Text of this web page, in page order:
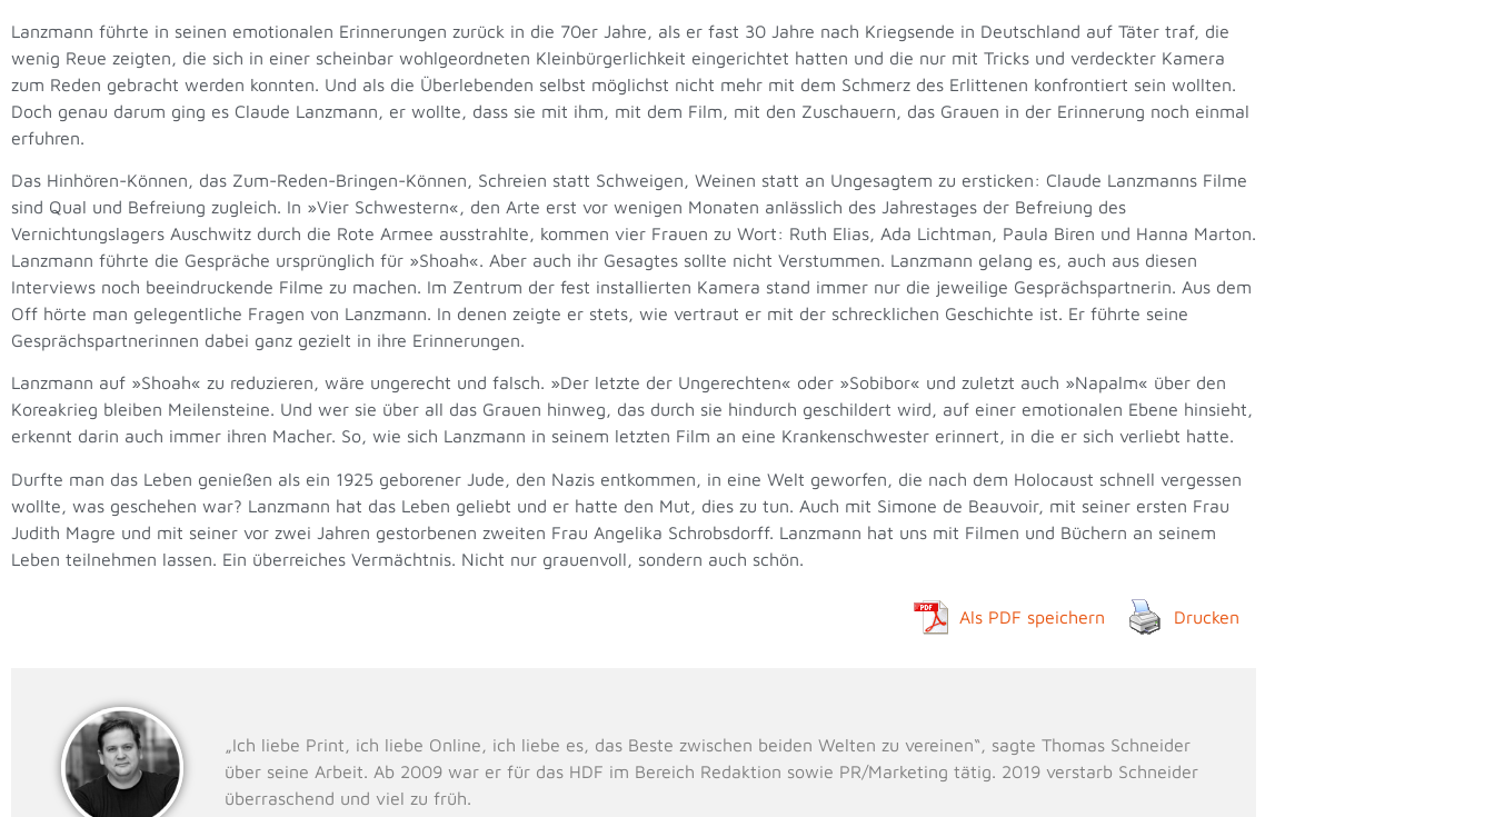
Lanzmann führte in seinen emotionalen Erinnerungen zurück in die 70er Jahre, als er fast 30 Jahre nach Kriegsende in Deutschland auf Täter traf, die
wenig Reue zeigten, die sich in einer scheinbar wohlgeordneten Kleinbürgerlichkeit eingerichtet hatten und die nur mit Tricks und verdeckter Kamera
zum Reden gebracht werden konnten. Und als die Überlebenden selbst möglichst nicht mehr mit dem Schmerz des Erlittenen konfrontiert sein wollten.
Doch genau darum ging es Claude Lanzmann, er wollte, dass sie mit ihm, mit dem Film, mit den Zuschauern, das Grauen in der Erinnerung noch einmal
erfuhren.
Das Hinhören-Können, das Zum-Reden-Bringen-Können, Schreien statt Schweigen, Weinen statt an Ungesagtem zu ersticken: Claude Lanzmanns Filme
sind Qual und Befreiung zugleich. In »Vier Schwestern«, den Arte erst vor wenigen Monaten anlässlich des Jahrestages der Befreiung des
Vernichtungslagers Auschwitz durch die Rote Armee ausstrahlte, kommen vier Frauen zu Wort: Ruth Elias, Ada Lichtman, Paula Biren und Hanna Marton.
Lanzmann führte die Gespräche ursprünglich für »Shoah«. Aber auch ihr Gesagtes sollte nicht Verstummen. Lanzmann gelang es, auch aus diesen
Interviews noch beeindruckende Filme zu machen. Im Zentrum der fest installierten Kamera stand immer nur die jeweilige Gesprächspartnerin. Aus dem
Off hörte man gelegentliche Fragen von Lanzmann. In denen zeigte er stets, wie vertraut er mit der schrecklichen Geschichte ist. Er führte seine
Gesprächspartnerinnen dabei ganz gezielt in ihre Erinnerungen.
Lanzmann auf »Shoah« zu reduzieren, wäre ungerecht und falsch. »Der letzte der Ungerechten« oder »Sobibor« und zuletzt auch »Napalm« über den
Koreakrieg bleiben Meilensteine. Und wer sie über all das Grauen hinweg, das durch sie hindurch geschildert wird, auf einer emotionalen Ebene hinsieht,
erkennt darin auch immer ihren Macher. So, wie sich Lanzmann in seinem letzten Film an eine Krankenschwester erinnert, in die er sich verliebt hatte.
Durfte man das Leben genießen als ein 1925 geborener Jude, den Nazis entkommen, in eine Welt geworfen, die nach dem Holocaust schnell vergessen
wollte, was geschehen war? Lanzmann hat das Leben geliebt und er hatte den Mut, dies zu tun. Auch mit Simone de Beauvoir, mit seiner ersten Frau
Judith Magre und mit seiner vor zwei Jahren gestorbenen zweiten Frau Angelika Schrobsdorff. Lanzmann hat uns mit Filmen und Büchern an seinem
Leben teilnehmen lassen. Ein überreiches Vermächtnis. Nicht nur grauenvoll, sondern auch schön.
Als PDF speichern Drucken
„Ich liebe Print, ich liebe Online, ich liebe es, das Beste zwischen beiden Welten zu vereinen“, sagte Thomas Schneider
über seine Arbeit. Ab 2009 war er für das HDF im Bereich Redaktion sowie PR/Marketing tätig. 2019 verstarb Schneider
überraschend und viel zu früh.